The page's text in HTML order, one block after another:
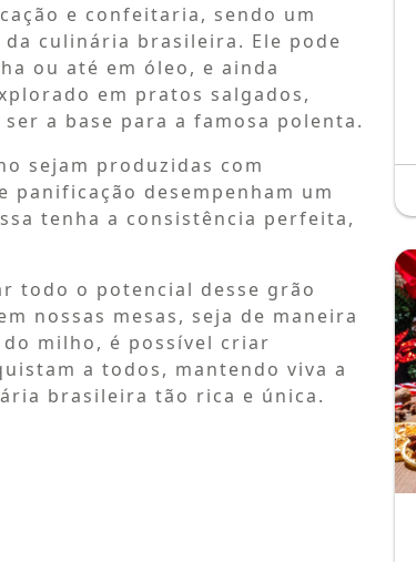
e confeitaria, sendo um
culinária brasileira. Ele pode
ou até em óleo, e ainda
em pratos salgados,
a base para a famosa polenta.
sejam produzidas com
panificação desempenham um
tenha a consistência perfeita,
todo o potencial desse grão
nossas mesas, seja de maneira
milho, é possível criar
a todos, mantendo viva a
brasileira tão rica e única.